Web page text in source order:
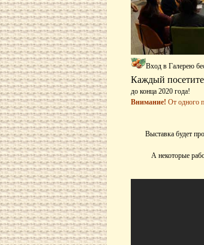
Вход в Галерею
Каждый
до конца 2020 года!
Внимание! От одного
Выставка будет
А некоторые